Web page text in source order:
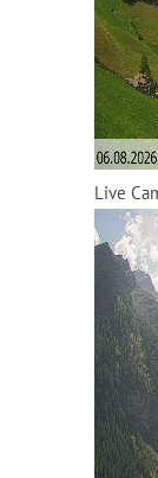
Live